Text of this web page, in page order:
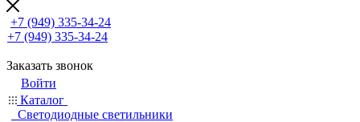
+7 (949) 335-34-24
+7 (949) 335-34-24
Заказать звонок
Войти
Каталог
Светодиодные светильники